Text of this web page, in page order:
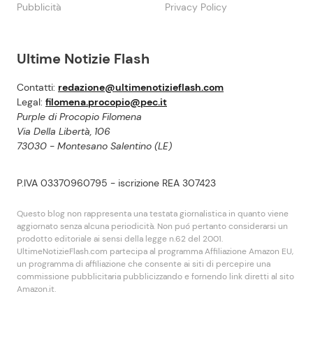
Ultime Notizie Flash
Contatti: redazione@ultimenotizieflash.com
Legal: filomena.procopio@pec.it
Purple di Procopio Filomena
Via Della Libertà, 106
73030 - Montesano Salentino (LE)
P.IVA 03370960795 - iscrizione REA 307423
Questo blog non rappresenta una testata giornalistica in quanto viene
aggiornato senza alcuna periodicità. Non puó pertanto considerarsi un
prodotto editoriale ai sensi della legge n.62 del 2001.
UltimeNotizieFlash.com partecipa al programma Affiliazione Amazon EU,
un programma di affiliazione che consente ai siti di percepire una
commissione pubblicitaria pubblicizzando e fornendo link diretti al sito
Amazon.it.
Pubblicità Privacy Policy